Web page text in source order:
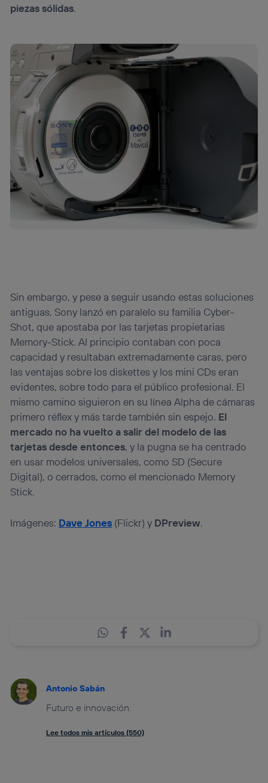
piezas sólidas.
Sin embargo, y pese a seguir usando estas soluciones
antiguas, Sony lanzó en paralelo su familia Cyber-
Shot, que apostaba por las tarjetas propietarias
Memory-Stick. Al principio contaban con poca
capacidad y resultaban extremadamente caras, pero
las ventajas sobre los diskettes y los mini CDs eran
evidentes, sobre todo para el público profesional. El
mismo camino siguieron en su línea Alpha de cámaras
primero réflex y más tarde también sin espejo. El
mercado no ha vuelto a salir del modelo de las
tarjetas desde entonces, y la pugna se ha centrado
en usar modelos universales, como SD (Secure
Digital), o cerrados, como el mencionado Memory
Stick.
Imágenes: Dave Jones (Flickr) y DPreview.
Antonio Sabán
Futuro e innovación.
Lee todos mis artículos (550)